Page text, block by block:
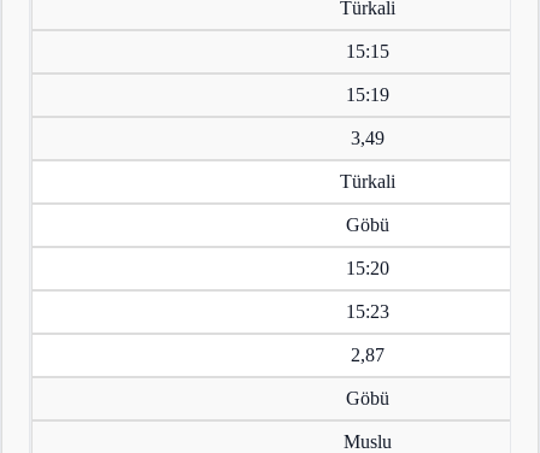
Türkali
15:15
15:19
3,49
Türkali
Göbü
15:20
15:23
2,87
Göbü
Muslu